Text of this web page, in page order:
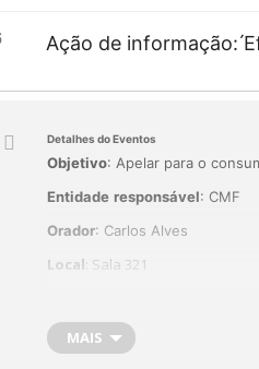
Ação de informação:
Detalhes do Eventos
Objetivo: Apelar para o
Entidade responsável: CMF
Orador: Carlos Alves
Local: Sala 321
MAIS